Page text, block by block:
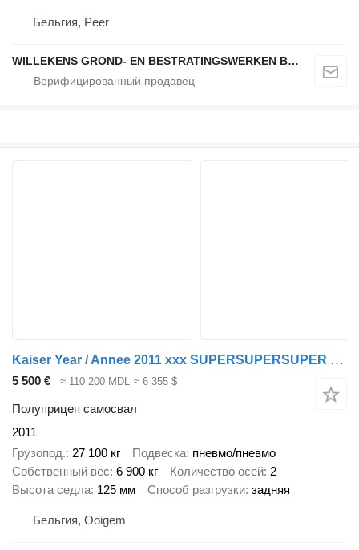
Бельгия, Peer
WILLEKENS GROND- EN BESTRATINGSWERKEN BVBA
Kaiser Year / Annee 2011 xxx SUPERSUPERSUPER xxx
5 500 € ≈ 110 200 MDL ≈ 6 355 $
Полуприцеп самосвал
2011
Грузопод. 27 100 кг Подвеска пневмо/пневмо
Собственный вес 6 900 кг Количество осей 2
Высота седла 125 мм Способ разгрузки задняя
Бельгия, Ooigem